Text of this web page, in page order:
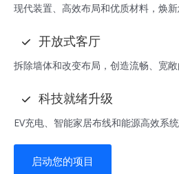
现代装置、高效布局和优质材料，焕新
开放式客厅
拆除墙体和改变布局，创造流畅、宽敞
科技就绪升级
EV充电、智能家居布线和能源高效系
启动您的项目